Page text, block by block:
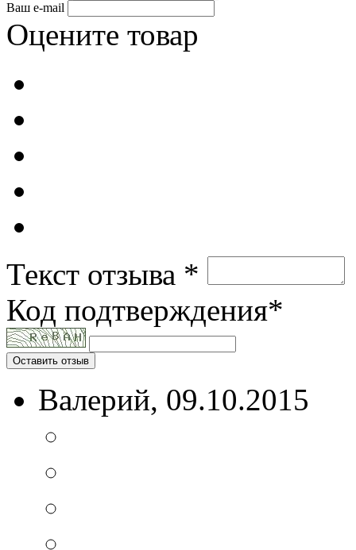
Ваш e-mail
Оцените товар
Текст отзыва *
Код подтверждения*
Оставить отзыв
Валерий, 09.10.2015